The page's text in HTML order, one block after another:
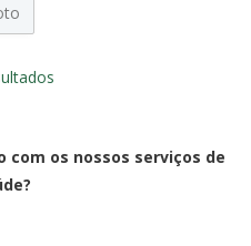
com os nossos serviços de